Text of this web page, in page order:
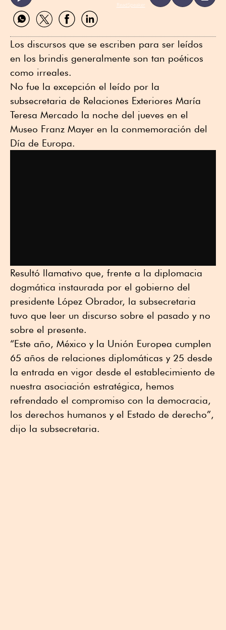
ReadSpeaker
Compartir
por
Compartir
por
Compartir
por
Compartir
por
Los discursos que se escriben para ser leídos
en los brindis generalmente son tan poéticos
como irreales.
No fue la excepción el leído por la
subsecretaria de Relaciones Exteriores María
Teresa Mercado la noche del jueves en el
Museo Franz Mayer en la conmemoración del
Día de Europa.
Resultó llamativo que, frente a la diplomacia
dogmática instaurada por el gobierno del
presidente López Obrador, la subsecretaria
tuvo que leer un discurso sobre el pasado y no
sobre el presente.
“Este año, México y la Unión Europea cumplen
65 años de relaciones diplomáticas y 25 desde
la entrada en vigor desde el establecimiento de
nuestra asociación estratégica, hemos
refrendado el compromiso con la democracia,
los derechos humanos y el Estado de derecho”,
dijo la subsecretaria.